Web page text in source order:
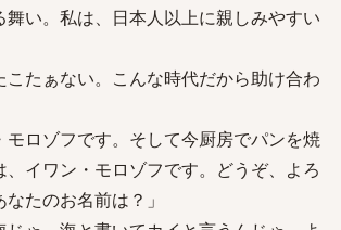
舞い。私は、日本人以上に親しみやすい
こたぁない。こんな時代だから助け合わ
モロゾフです。そして今厨房でパンを焼
、イワン・モロゾフです。どうぞ、よろ
たのお名前は？」